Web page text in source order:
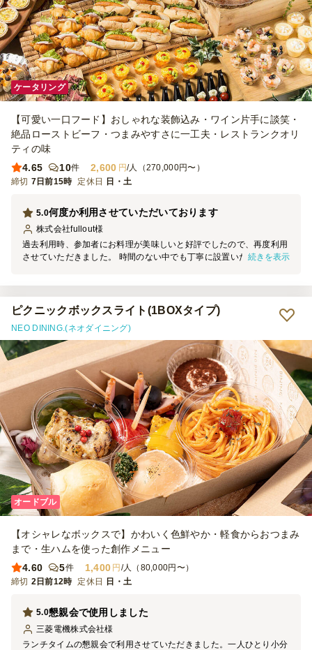
ケータリング
【可愛い一口フード】おしゃれな装飾込み・ワイン片手に談笑・
絶品ローストビーフ・つまみやすさに一工夫・レストランクオリ
ティの味
4.65
10件 2,600 円/人（270,000円〜）
締切 7日前15時 定休日 日・土
何度か利用させていただいております
5.0
株式会社fullout様
過去利用時、参加者にお料理が美味しいと好評でしたので、再度利用
させていただきました。 時間のない中でも丁寧に設置いただき、片
続きを表示
ピクニックボックスライト(1BOXタイプ)
NEO DINING.(ネオダイニング)
オードブル
【オシャレなボックスで】かわいく色鮮やか・軽食からおつまみ
まで・生ハムを使った創作メニュー
4.60
5件 1,400 円/人（80,000円〜）
締切 2日前12時 定休日 日・土
懇親会で使用しました
5.0
三菱電機株式会社様
ランチタイムの懇親会で利用させていただきました。一人ひとり小分